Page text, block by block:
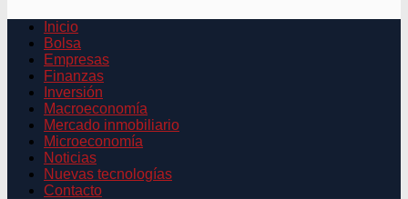
Inicio
Bolsa
Empresas
Finanzas
Inversión
Macroeconomía
Mercado inmobiliario
Microeconomía
Noticias
Nuevas tecnologías
Contacto